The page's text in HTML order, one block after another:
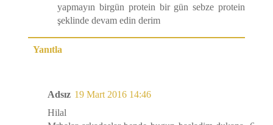
yapmayın birgün protein bir gün sebze protein
şeklinde devam edin derim
Yanıtla
Adsız 19 Mart 2016 14:46
Hilal